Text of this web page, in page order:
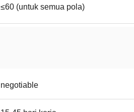
≤60 (untuk semua pola)
negotiable